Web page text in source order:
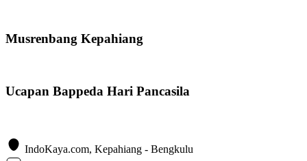
Musrenbang Kepahiang
Ucapan Bappeda Hari Pancasila
IndoKaya.com, Kepahiang - Bengkulu